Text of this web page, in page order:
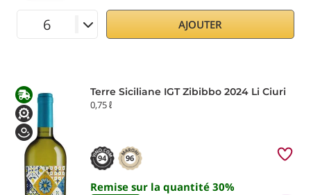
AJOUTER
Terre Siciliane IGT Zibibbo 2024 Li Ciuri
0,75 ℓ
94 96
Remise sur la quantité 30%